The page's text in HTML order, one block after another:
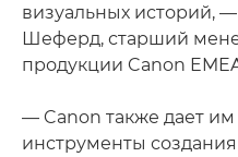
визуальных историй,
Шеферд, старший
продукции Canon
— Canon также дает
инструменты